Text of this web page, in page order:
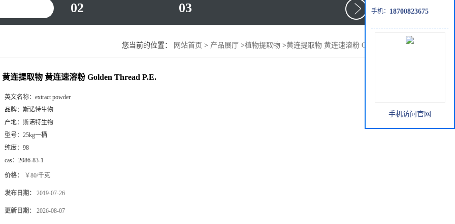
02 03
您当前的位置： 网站首页 > 产品展厅 >植物提取物 >黄连提取物 黄连速溶粉 Golden Thread P.E.
黄连提取物 黄连速溶粉 Golden Thread P.E.
英文名称： extract powder
品牌： 斯诺特生物
产地： 斯诺特生物
型号： 25kg一桶
纯度： 98
cas： 2086-83-1
价格： ￥80/千克
发布日期： 2019-07-26
更新日期： 2026-08-07
手机： 18700823675
手机访问官网